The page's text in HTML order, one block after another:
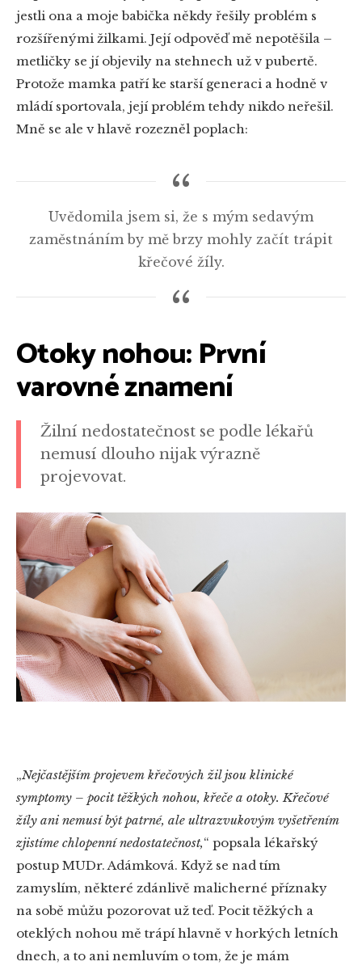
jestli ona a moje babička někdy řešily problém s
rozšířenými žilkami. Její odpověď mě nepotěšila –
metličky se jí objevily na stehnech už v pubertě.
Protože mamka patří ke starší generaci a hodně v
mládí sportovala, její problém tehdy nikdo neřešil.
Mně se ale v hlavě rozezněl poplach:
Uvědomila jsem si, že s mým sedavým
zaměstnáním by mě brzy mohly začít trápit
křečové žíly.
Otoky nohou: První
varovné znamení
Žilní nedostatečnost se podle lékařů
nemusí dlouho nijak výrazně
projevovat.
„Nejčastějším projevem křečových žil jsou klinické
symptomy – pocit těžkých nohou, křeče a otoky. Křečové
žíly ani nemusí být patrné, ale ultrazvukovým vyšetřením
zjistíme chlopenní nedostatečnost,“ popsala lékařský
postup MUDr. Adámková. Když se nad tím
zamyslím, některé zdánlivě malicherné příznaky
na sobě můžu pozorovat už teď. Pocit těžkých a
oteklých nohou mě trápí hlavně v horkých letních
dnech, a to ani nemluvím o tom, že je mám